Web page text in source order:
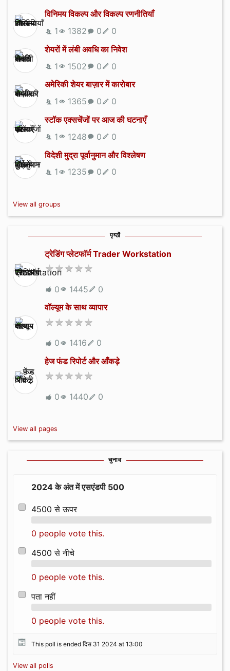
विनिमय विकल्प और विकल्प रणनीतियाँ
1
1382 0
0
शेयरों में लंबी अवधि का निवेश
1
1502 0
0
अमेरिकी शेयर बाज़ार में कारोबार
1
1365 0
0
स्टॉक एक्सचेंजों पर आज की घटनाएँ
1
1248 0
0
विदेशी मुद्रा पूर्वानुमान और विश्लेषण
1
1235 0 0
View all groups
पृष्ठों
ट्रेडिंग प्लेटफॉर्म Trader Workstation
0 1445
0
वॉल्यूम के साथ व्यापार
0 1416
0
हेज फंड रिपोर्ट और आँकड़े
0 1440 0
View all pages
चुनाव
2024 के अंत में एसएंडपी 500
4500 से ऊपर
0 people vote this.
4500 से नीचे
0 people vote this.
पता नहीं
0 people vote this.
This poll is ended दिस 31 2024 at 13:00
View all polls